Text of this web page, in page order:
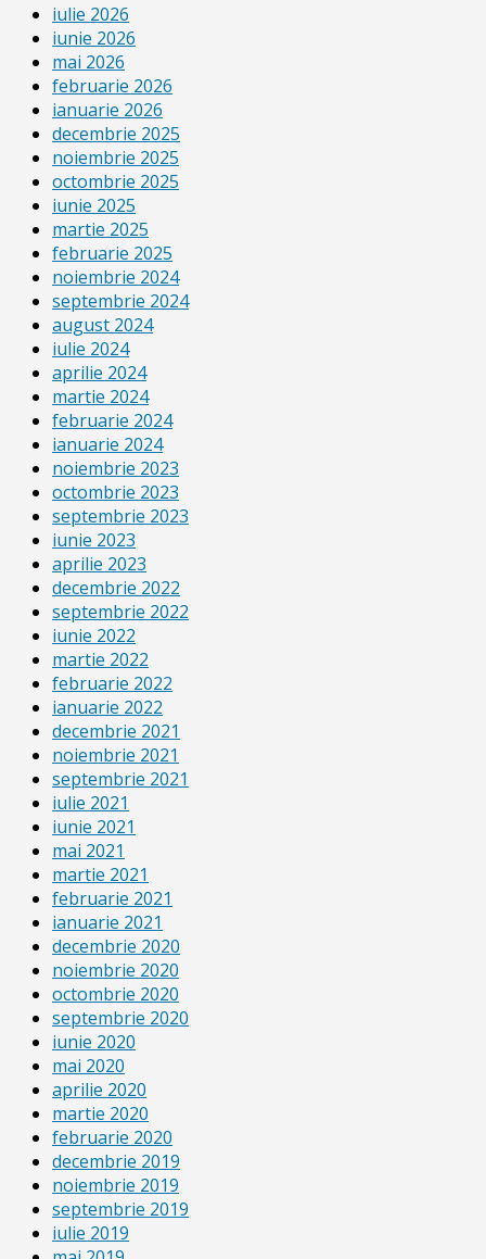
iulie 2026
iunie 2026
mai 2026
februarie 2026
ianuarie 2026
decembrie 2025
noiembrie 2025
octombrie 2025
iunie 2025
martie 2025
februarie 2025
noiembrie 2024
septembrie 2024
august 2024
iulie 2024
aprilie 2024
martie 2024
februarie 2024
ianuarie 2024
noiembrie 2023
octombrie 2023
septembrie 2023
iunie 2023
aprilie 2023
decembrie 2022
septembrie 2022
iunie 2022
martie 2022
februarie 2022
ianuarie 2022
decembrie 2021
noiembrie 2021
septembrie 2021
iulie 2021
iunie 2021
mai 2021
martie 2021
februarie 2021
ianuarie 2021
decembrie 2020
noiembrie 2020
octombrie 2020
septembrie 2020
iunie 2020
mai 2020
aprilie 2020
martie 2020
februarie 2020
decembrie 2019
noiembrie 2019
septembrie 2019
iulie 2019